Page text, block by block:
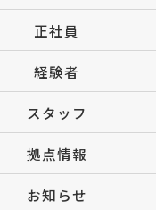
正社員
経験者
スタッフ
拠点情報
お知らせ